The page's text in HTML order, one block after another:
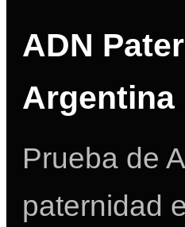
ADN
Argentina
Prueba de
paternidad